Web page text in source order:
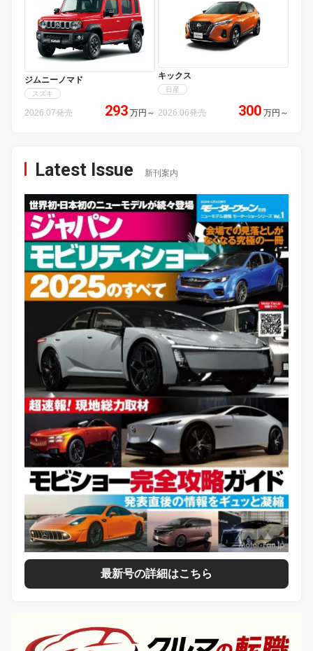
ジムニーノマド
スズキ
2026.07発売 293 万円 ～
キックス
日産
2026.06発売 300 万円 ～
Latest Issue 新刊案内
最新号の詳細はこちら